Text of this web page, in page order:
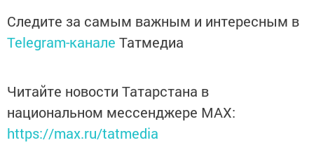
Следите за самым важным и интересным в
Telegram-канале Татмедиа
Читайте новости Татарстана в
национальном мессенджере MАХ:
https://max.ru/tatmedia